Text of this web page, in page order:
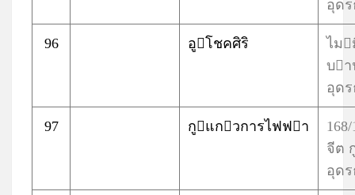
อุด
96 อูโชคศิริ
ไม
บ
อุด
97 กูแกวการไฟฟา
จีต
อุด